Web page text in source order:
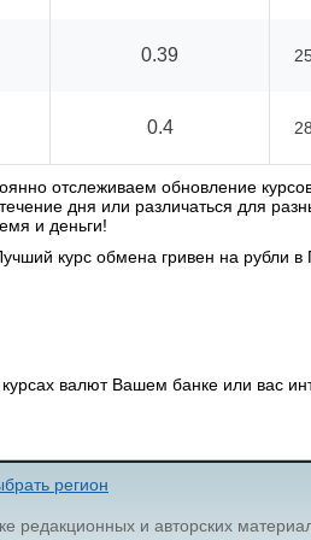
0.39
0.4
отслеживаем обновление
дня или различаться для
и деньги!
курс обмена гривен на рубли в
валют Вашем банке или вас
регион
редакционных и авторских